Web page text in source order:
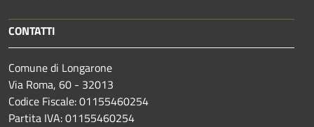
CONTATTI
Comune di Longarone
Via Roma, 60 - 32013
Codice Fiscale: 01155460254
Partita IVA: 01155460254